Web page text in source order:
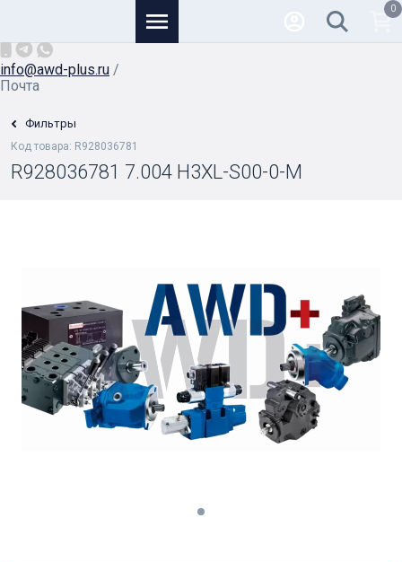
info@awd-plus.ru /
Почта
0
Фильтры
Код товара: R928036781
R928036781 7.004 H3XL-S00-0-M